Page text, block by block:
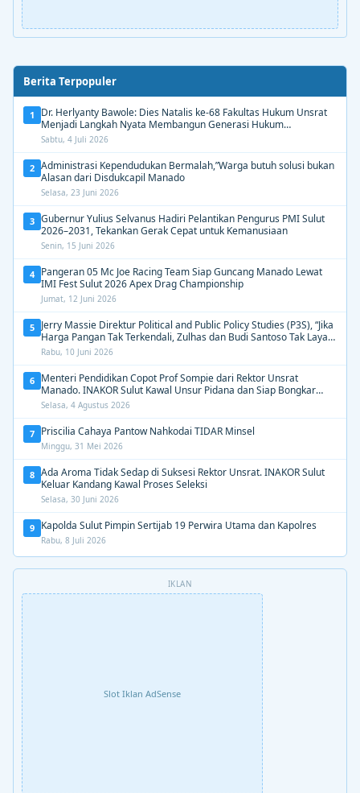
Berita Terpopuler
1
Dr. Herlyanty Bawole: Dies Natalis ke-68 Fakultas Hukum Unsrat
Menjadi Langkah Nyata Membangun Generasi Hukum
Berdampak
Sabtu, 4 Juli 2026
2 Administrasi Kependudukan Bermalah,”Warga butuh solusi bukan
Alasan dari Disdukcapil Manado
Selasa, 23 Juni 2026
3 Gubernur Yulius Selvanus Hadiri Pelantikan Pengurus PMI Sulut
2026–2031, Tekankan Gerak Cepat untuk Kemanusiaan
Senin, 15 Juni 2026
4 Pangeran 05 Mc Joe Racing Team Siap Guncang Manado Lewat
IMI Fest Sulut 2026 Apex Drag Championship
Jumat, 12 Juni 2026
5 Jerry Massie Direktur Political and Public Policy Studies (P3S), “Jika
Harga Pangan Tak Terkendali, Zulhas dan Budi Santoso Tak Layak
Dipertahankan”
Rabu, 10 Juni 2026
6 Menteri Pendidikan Copot Prof Sompie dari Rektor Unsrat
Manado. INAKOR Sulut Kawal Unsur Pidana dan Siap Bongkar
Aroma Busuk di Suksesi Rektor
Selasa, 4 Agustus 2026
7 Priscilia Cahaya Pantow Nahkodai TIDAR Minsel
Minggu, 31 Mei 2026
8 Ada Aroma Tidak Sedap di Suksesi Rektor Unsrat. INAKOR Sulut
Keluar Kandang Kawal Proses Seleksi
Selasa, 30 Juni 2026
9 Kapolda Sulut Pimpin Sertijab 19 Perwira Utama dan Kapolres
Rabu, 8 Juli 2026
IKLAN
Slot Iklan AdSense